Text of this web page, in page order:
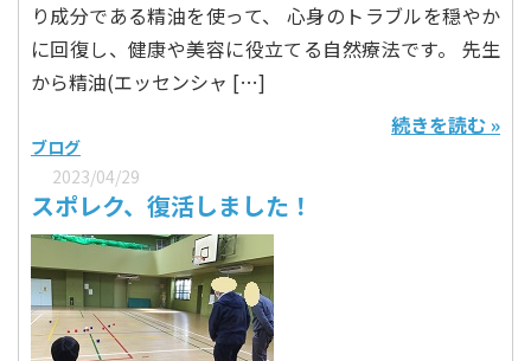
り成分である精油を使って、 心身のトラブルを穏やか
に回復し、健康や美容に役立てる自然療法です。 先生
から精油(エッセンシャ […]
続きを読む »
ブログ
2023/04/29
スポレク、復活しました！